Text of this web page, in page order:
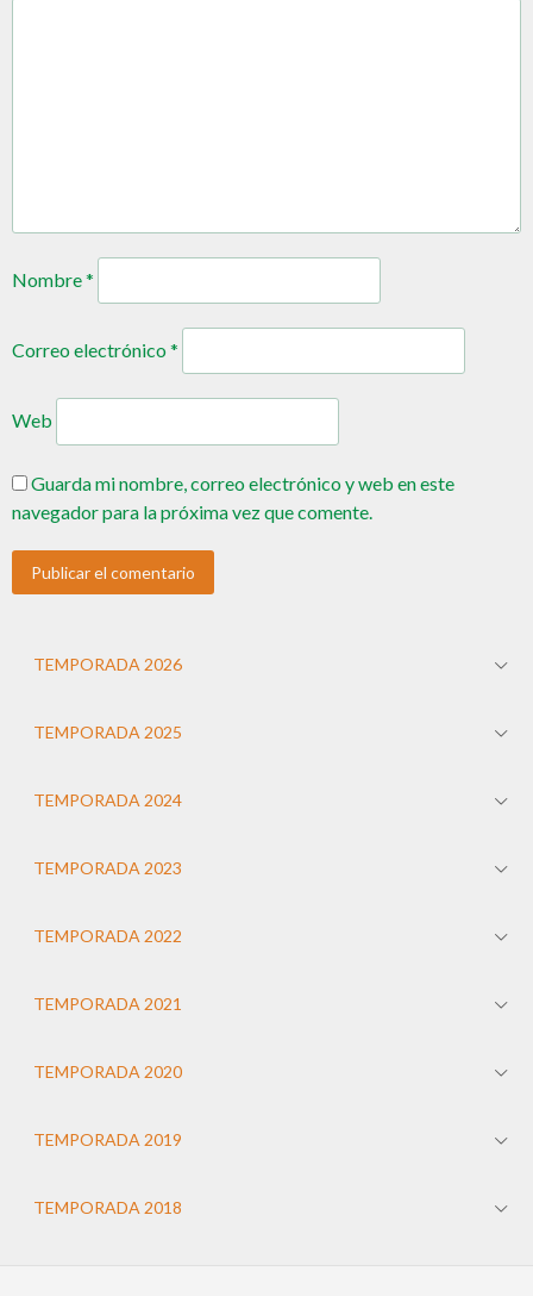
Nombre*
Correo electrónico*
Web
Guarda mi nombre, correo electrónico y web en este
navegador para la próxima vez que comente.
TEMPORADA 2026
TEMPORADA 2025
TEMPORADA 2024
TEMPORADA 2023
TEMPORADA 2022
TEMPORADA 2021
TEMPORADA 2020
TEMPORADA 2019
TEMPORADA 2018